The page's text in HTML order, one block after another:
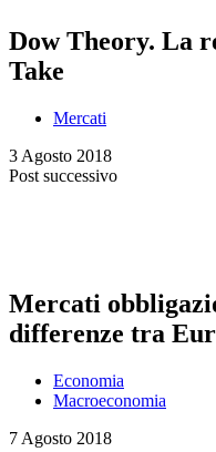
Dow Theory. La
Take
Mercati
3 Agosto 2018
Post successivo
Mercati
differenze tra
Economia
Macroeconomia
7 Agosto 2018